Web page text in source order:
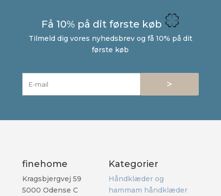
Få 10% på dit første køb
Tilmeld dig vores nyhedsbrev og få 10% på dit
første køb
>
finehome
Kragsbjergvej 59
5000 Odense C
Kategorier
Håndklæder og
hammam håndklæder